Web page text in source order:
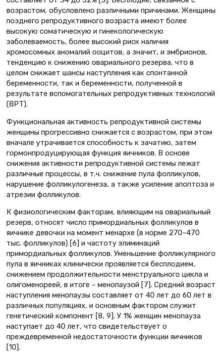
возрастом, обусловлено различными причинами. Женщины
позднего репродуктивного возраста имеют более
высокую соматическую и гинекологическую
заболеваемость, более высокий риск наличия
хромосомных аномалий ооцитов, а значит, и эмбрионов,
тенденцию к снижению овариального резерва, что в
целом снижает шансы наступления как спонтанной
беременности, так и беременности, полученной в
результате вспомогательных репродуктивных технологий
(ВРТ).
Функциональная активность репродуктивной системы
женщины прогрессивно снижается с возрастом, при этом
вначале утрачивается способность к зачатию, затем
гормонпродуцирующая функция яичников. В основе
снижения активности репродуктивной системы лежат
различные процессы, в т.ч. снижение пула фолликулов,
нарушение фолликулогенеза, а также усиление апоптоза и
атрезии фолликулов.
К физиологическим факторам, влияющим на овариальный
резерв, относят число примордиальных фолликулов в
яичнике девочки на момент менархе (в норме 270–470
тыс. фолликулов) [6] и частоту элиминаций
примордиальных фолликулов. Уменьшение фолликулярного
пула в яичниках клинически проявляется бесплодием,
снижением продолжительности менструального цикла и
олигоменореей, в итоге – менопаузой [7]. Средний возраст
наступления менопаузы составляет от 40 лет до 60 лет в
различных популяциях, и основным фактором служит
генетический компонент [8, 9]. У 1% женщин менопауза
наступает до 40 лет, что свидетельствует о
преждевременной недостаточности функции яичников
[10].